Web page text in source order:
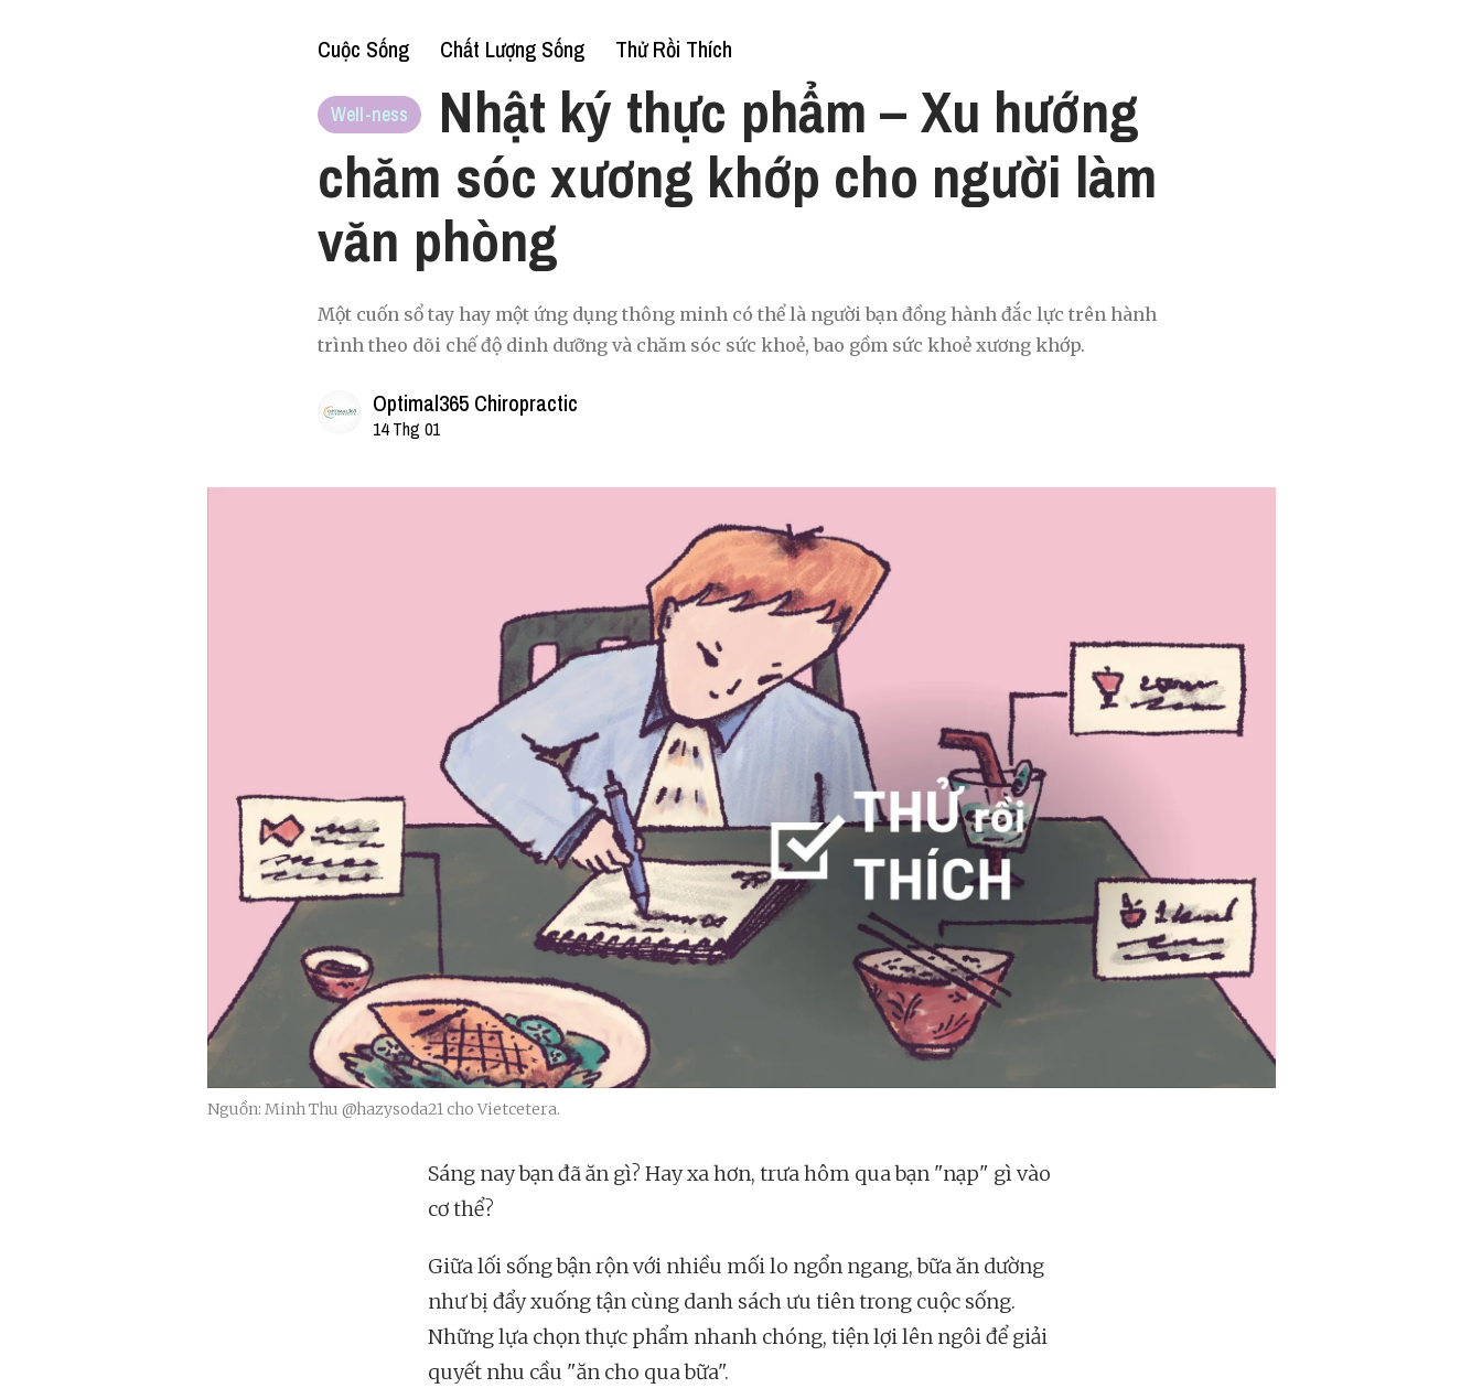
Cuộc Sống Chất Lượng Sống Thử Rồi Thích
Well-ness
Nhật ký thực phẩm – Xu hướng
chăm sóc xương khớp cho người làm
văn phòng
Một cuốn sổ tay hay một ứng dụng thông minh có thể là người bạn đồng hành đắc lực trên hành
trình theo dõi chế độ dinh dưỡng và chăm sóc sức khoẻ, bao gồm sức khoẻ xương khớp.
Optimal365 Chiropractic
14 Thg 01
Nguồn: Minh Thu @hazysoda21 cho Vietcetera.
Sáng nay bạn đã ăn gì? Hay xa hơn, trưa hôm qua bạn "nạp" gì vào
cơ thể?
Giữa lối sống bận rộn với nhiều mối lo ngổn ngang, bữa ăn dường
như bị đẩy xuống tận cùng danh sách ưu tiên trong cuộc sống.
Những lựa chọn thực phẩm nhanh chóng, tiện lợi lên ngôi để giải
quyết nhu cầu "ăn cho qua bữa".